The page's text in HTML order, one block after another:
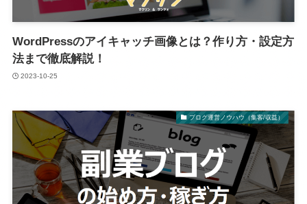
WordPressのアイキャッチ画像とは？作り方・設定方
法まで徹底解説！
2023-10-25
ブログ運営ノウハウ（集客/収益）